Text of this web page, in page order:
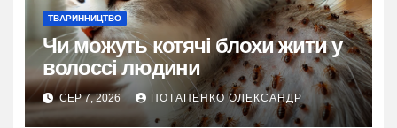
ТВАРИННИЦТВО
Чи можуть котячі блохи жити у
волоссі людини
СЕР 7, 2026 ПОТАПЕНКО ОЛЕКСАНДР